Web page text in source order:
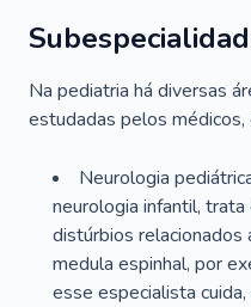
Na pediatria há diversas
estudadas pelos médicos,
Neurologia
neurologia infantil,
distúrbios relacionados
medula espinhal, por
esse especialista